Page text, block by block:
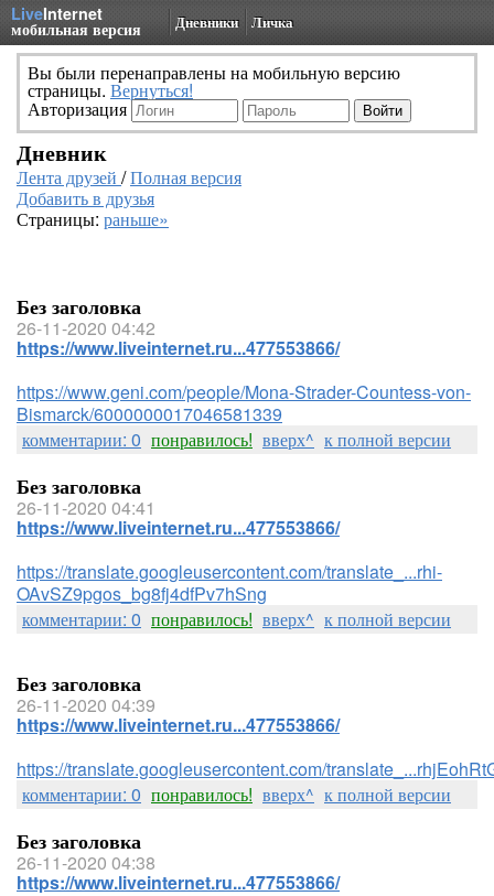
LiveInternet
мобильная версия Дневники Личка
Вы были перенаправлены на мобильную версию
страницы. Вернуться!
Авторизация
Дневник
Лента друзей /Полная версия
Добавить в друзья
Страницы: раньше»
Без заголовка
26-11-2020 04:42
https://www.liveinternet.ru...477553866/
https://www.geni.com/people/Mona-Strader-Countess-von-
Bismarck/6000000017046581339
комментарии: 0 понравилось! вверх^ к полной версии
Без заголовка
26-11-2020 04:41
https://www.liveinternet.ru...477553866/
https://translate.googleusercontent.com/translate_...rhi-
OAvSZ9pgos_bg8fj4dfPv7hSng
комментарии: 0 понравилось! вверх^ к полной версии
Без заголовка
26-11-2020 04:39
https://www.liveinternet.ru...477553866/
https://translate.googleusercontent.com/
комментарии: 0 понравилось! вверх^ к полной версии
Без заголовка
26-11-2020 04:38
https://www.liveinternet.ru...477553866/